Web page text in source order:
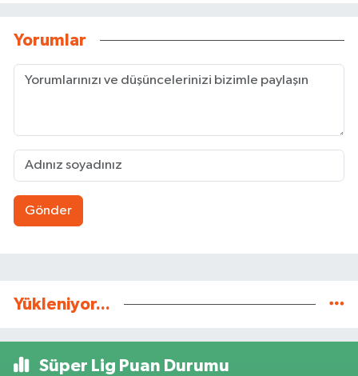
Yorumlar
Gönder
Yükleniyor...
Süper Lig Puan Durumu